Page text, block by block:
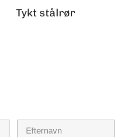
Tykt stålrør